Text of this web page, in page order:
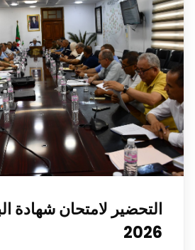
التحضير لامتحان شهادة
2026